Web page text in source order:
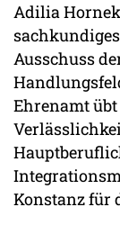
Adilia
Ausschuss
Ehrenamt
Konstanz für